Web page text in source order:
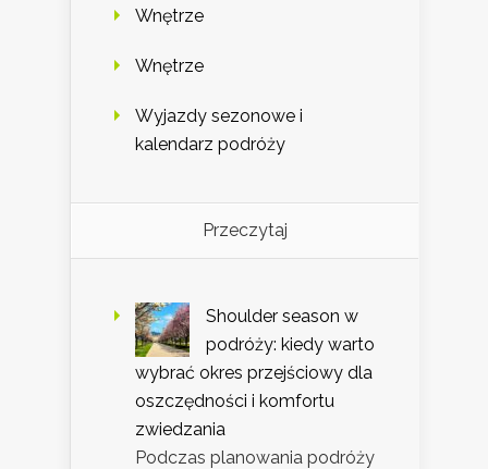
Wnętrze
Wnętrze
Wyjazdy sezonowe i
kalendarz podróży
Przeczytaj
Shoulder season w
podróży: kiedy warto
wybrać okres przejściowy dla
oszczędności i komfortu
zwiedzania
Podczas planowania podróży